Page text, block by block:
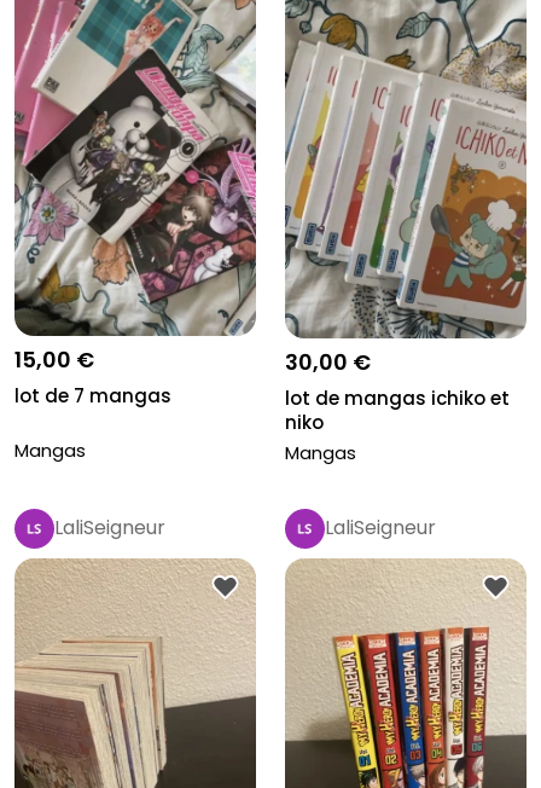
15,00 €
lot de 7 mangas
Mangas
30,00 €
lot de mangas ichiko et
niko
Mangas
LaliSeigneur LaliSeigneur